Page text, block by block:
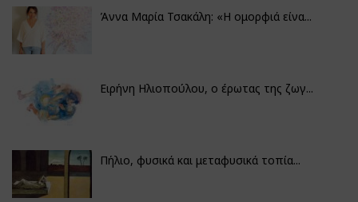
Άννα Μαρία Τσακάλη: «Η ομορφιά είνα...
Ειρήνη Ηλιοπούλου, ο έρωτας της ζωγ...
Πήλιο, φυσικά και μεταφυσικά τοπία...